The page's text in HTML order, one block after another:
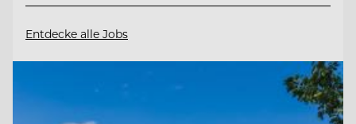
Entdecke alle Jobs